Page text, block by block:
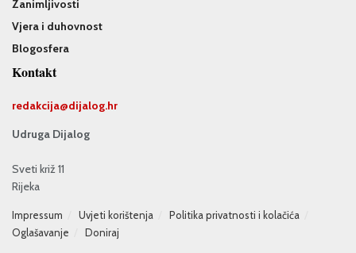
Zanimljivosti
Vjera i duhovnost
Blogosfera
Kontakt
redakcija@dijalog.hr
Udruga Dijalog
Sveti križ 11
Rijeka
Impressum Uvjeti korištenja
Politika privatnosti i kolačića
Oglašavanje
Doniraj